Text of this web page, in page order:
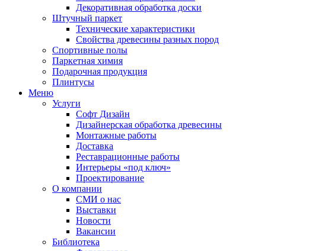
Декоративная обработка доски
Штучный паркет
Технические характеристики
Свойства древесины разных пород
Спортивные полы
Паркетная химия
Подарочная продукция
Плинтусы
Меню
Услуги
Софт Дизайн
Дизайнерская обработка древесины
Монтажные работы
Доставка
Реставрационные работы
Интерьеры «под ключ»
Проектирование
О компании
СМИ о нас
Выставки
Новости
Вакансии
Библиотека